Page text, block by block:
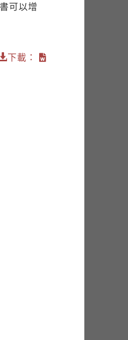
可以增
下載：